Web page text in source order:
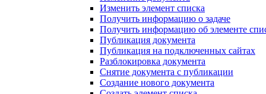
Изменить элемент списка
Получить информацию о задаче
Получить информацию об элементе
Публикация документа
Публикация на подключенных сайтах
Разблокировка документа
Снятие документа с публикации
Создание нового документа